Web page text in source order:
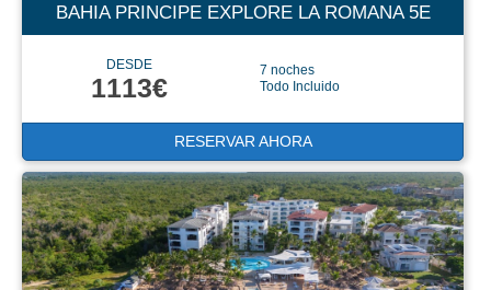
BAHIA PRINCIPE EXPLORE LA ROMANA 5E
DESDE
1113€
7 noches
Todo Incluido
RESERVAR AHORA